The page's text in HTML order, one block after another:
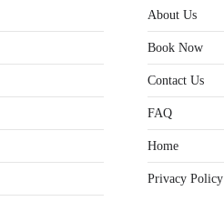
About Us
Book Now
Contact Us
FAQ
Home
Privacy Policy